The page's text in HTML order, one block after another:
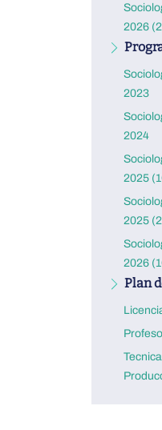
2026
2023
2024
2025
2025
2026
Plan